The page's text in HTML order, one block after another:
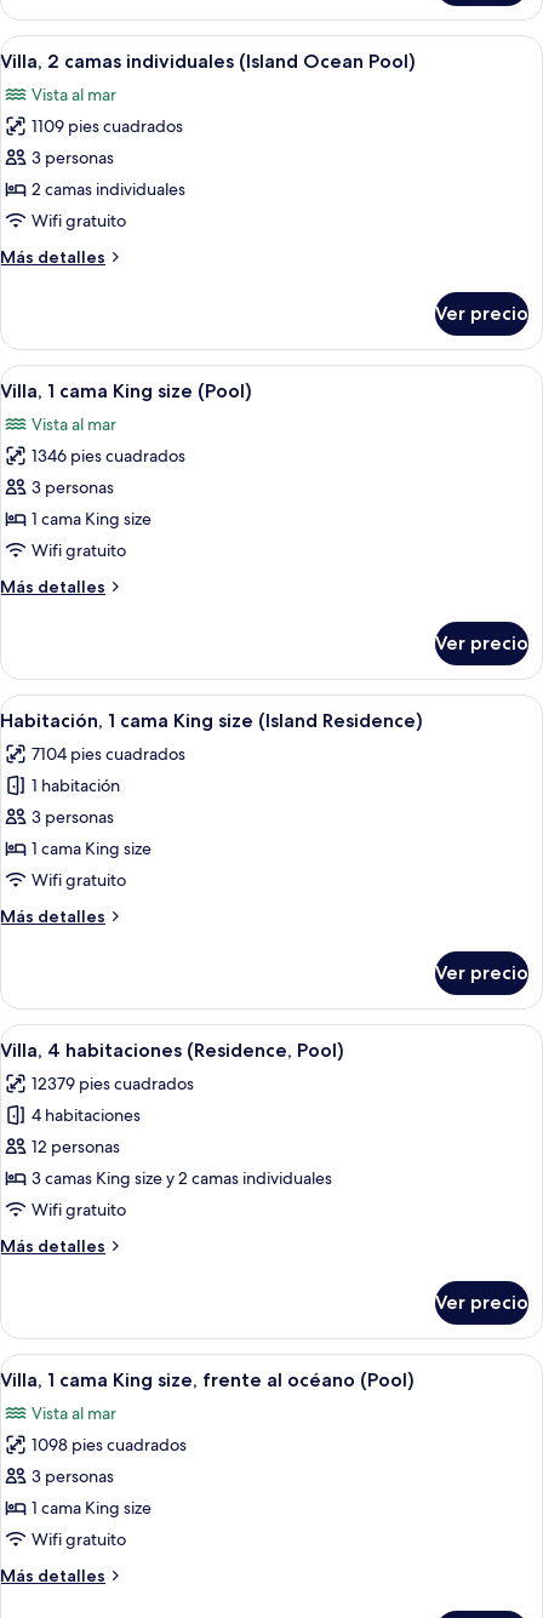
2
habitaciones
(Residence,
Abrir
todas
las
fotos
de
Villa,
2
individuales
Pool)
Una piscina infinita con vistas al
6
Villa, 2 camas individuales (Island Ocean Pool)
Vista al mar
1109 pies cuadrados
3 personas
2 camas individuales
Wifi gratuito
Más detalles
Más
2
camas
individuales
Ocean
Pool)
Ver precio
Abrir
todas
las
fotos
de
Villa,
1
King
Una playa de arena blanca, palmeras
5
Villa, 1 cama King size (Pool)
Vista al mar
1346 pies cuadrados
3 personas
1 cama King size
Wifi gratuito
Más detalles
Más
1
cama
King
(Pool)
Ver precio
Abrir
todas
las
fotos
de
Habitación,
1
King
Residence)
Un balcón con cubierta de madera,
5
Habitación, 1 cama King size (Island Residence)
7104 pies cuadrados
1 habitación
3 personas
1 cama King size
Wifi gratuito
Más detalles
Más
1
cama
King
(Island
Residence)
Ver precio
Abrir
todas
las
fotos
de
Villa,
4
(Residence,
Un resort con piscina, palmeras y
7
Villa, 4 habitaciones (Residence, Pool)
12379 pies cuadrados
4 habitaciones
12 personas
3 camas King size y 2 camas individuales
Wifi gratuito
Más detalles
Más
4
habitaciones
(Residence,
Ver precio
Abrir
todas
las
fotos
de
Villa,
1
King
Una piscina privada con vistas a la
5
Villa, 1 cama King size, frente al océano (Pool)
Vista al mar
1098 pies cuadrados
3 personas
1 cama King size
Wifi gratuito
Más detalles
Más